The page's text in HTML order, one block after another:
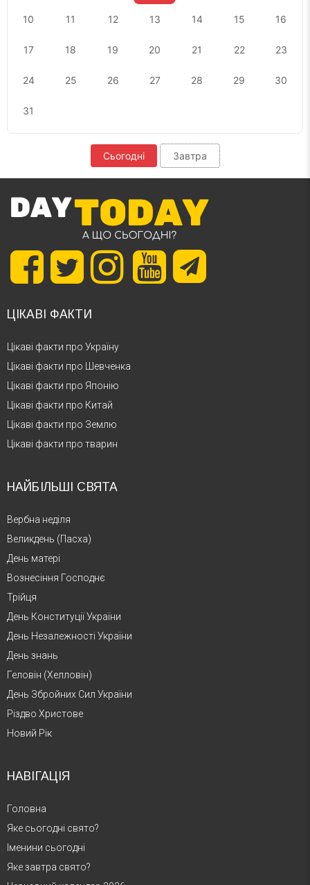
10 11 12 13 14 15 16
17 18 19 20 21 22 23
24 25 26 27 28 29 30
31
Сьогодні Завтра
ЦІКАВІ ФАКТИ
Цікаві факти про Україну
Цікаві факти про Шевченка
Цікаві факти про Японію
Цікаві факти про Китай
Цікаві факти про Землю
Цікаві факти про тварин
НАЙБІЛЬШІ СВЯТА
Вербна неділя
Великдень (Пасха)
День матері
Вознесіння Господнє
Трійця
День Конституції України
День Незалежності України
День знань
Геловін (Хелловін)
День Збройних Сил України
Різдво Христове
Новий Рік
НАВІГАЦІЯ
Головна
Яке сьогодні свято?
Іменини сьогодні
Яке завтра свято?